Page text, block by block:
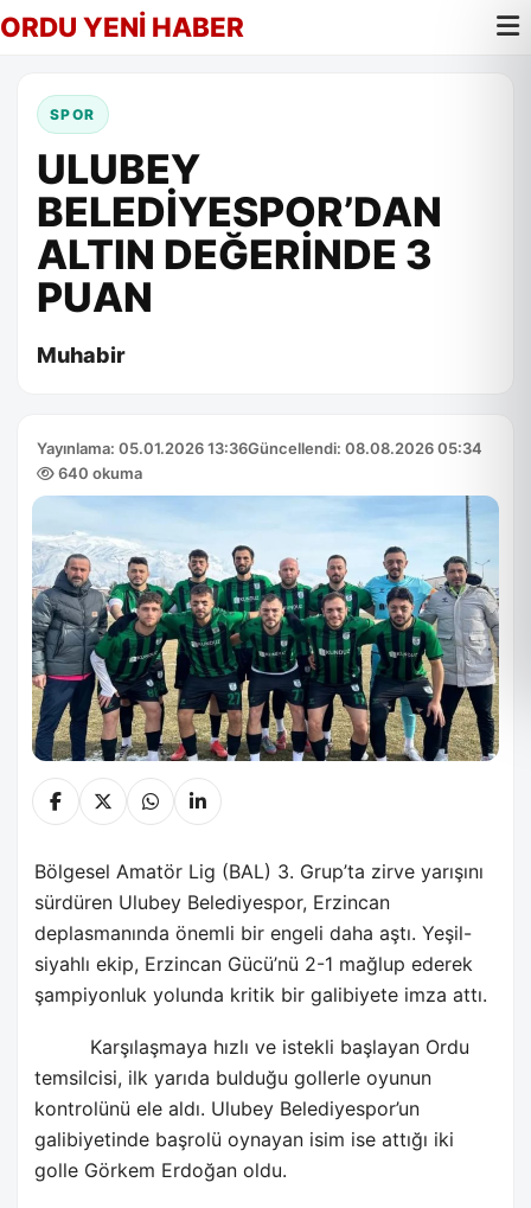
ORDU YENİ HABER
SPOR
ULUBEY
BELEDİYESPOR’DAN
ALTIN DEĞERİNDE 3
PUAN
Muhabir
Yayınlama: 05.01.2026 13:36Güncellendi: 08.08.2026 05:34
640 okuma
Bölgesel Amatör Lig (BAL) 3. Grup’ta zirve yarışını
sürdüren Ulubey Belediyespor, Erzincan
deplasmanında önemli bir engeli daha aştı. Yeşil-
siyahlı ekip, Erzincan Gücü’nü 2-1 mağlup ederek
şampiyonluk yolunda kritik bir galibiyete imza attı.
Karşılaşmaya hızlı ve istekli başlayan Ordu
temsilcisi, ilk yarıda bulduğu gollerle oyunun
kontrolünü ele aldı. Ulubey Belediyespor’un
galibiyetinde başrolü oynayan isim ise attığı iki
golle Görkem Erdoğan oldu.